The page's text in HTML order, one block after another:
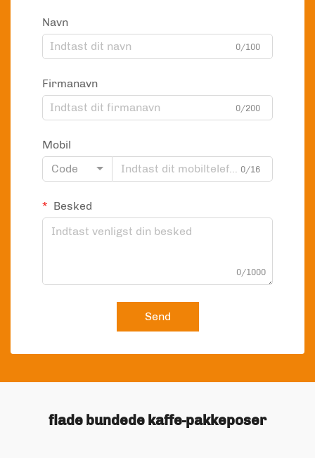
Navn
0/100
Firmanavn
0/200
Mobil
Code
0/16
Besked
0/1000
Send
flade bundede kaffe-pakkeposer